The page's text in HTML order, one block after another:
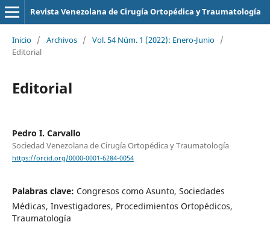
Revista Venezolana de Cirugía Ortopédica y Traumatología
Inicio / Archivos / Vol. 54 Núm. 1 (2022): Enero-Junio /
Editorial
Editorial
Pedro I. Carvallo
Sociedad Venezolana de Cirugía Ortopédica y Traumatología
https://orcid.org/0000-0001-6284-0054
Palabras clave: Congresos como Asunto, Sociedades
Médicas, Investigadores, Procedimientos Ortopédicos,
Traumatología